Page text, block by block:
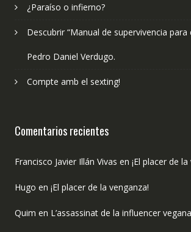
¿Paraíso o infierno?
Descubrir “Manual de supervivencia para
Pedro Daniel Verdugo.
Compte amb el sexting!
Comentarios recientes
Francisco Javier Illán Vivas en ¡El placer de
Hugo en ¡El placer de la venganza!
Quim en L’assassinat de la influencer